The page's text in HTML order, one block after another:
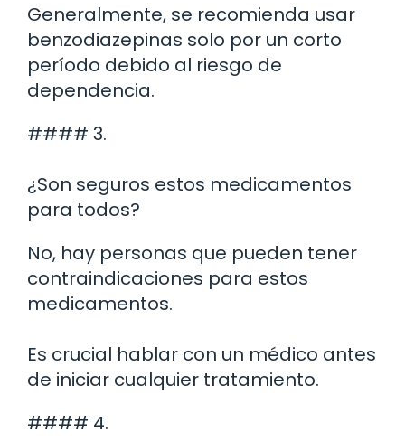
Generalmente, se recomienda usar
benzodiazepinas solo por un corto
período debido al riesgo de
dependencia.
#### 3.
¿Son seguros estos medicamentos
para todos?
No, hay personas que pueden tener
contraindicaciones para estos
medicamentos.
Es crucial hablar con un médico antes
de iniciar cualquier tratamiento.
#### 4.